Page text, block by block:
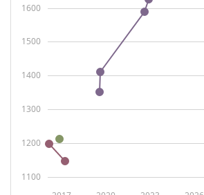
1100
1200
1300
1400
1500
1600